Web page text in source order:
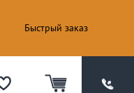
Быстрый заказ